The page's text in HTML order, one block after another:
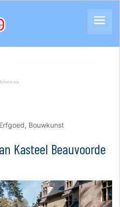
Erfgoed, Bouwkunst
Kasteel Beauvoorde